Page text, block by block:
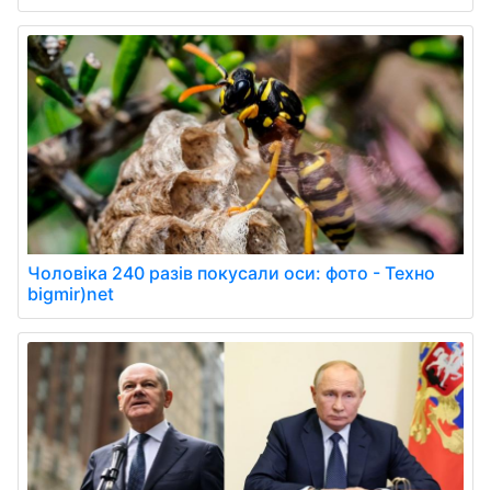
Чоловіка 240 разів покусали оси: фото - Техно
bigmir)net